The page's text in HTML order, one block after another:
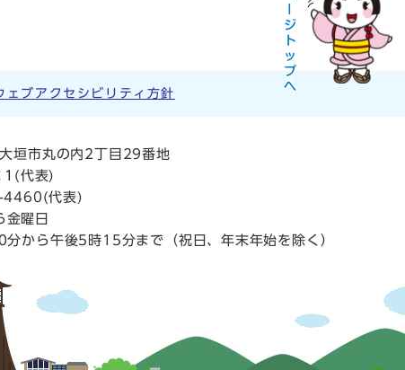
ェブアクセシビリティ方針
垣市丸の内2丁目29番地
(代表)
4460(代表)
金曜日
から午後5時15分まで（祝日、年末年始を除く）